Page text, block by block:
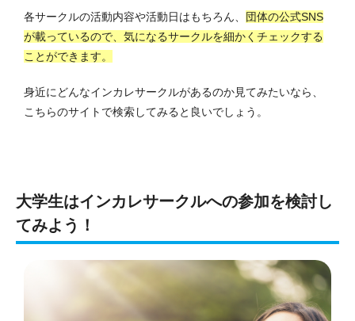
各サークルの活動内容や活動日はもちろん、 団体の公式SNS
が載っているので、気になるサークルを細かくチェックする
ことができます。
身近にどんなインカレサークルがあるのか見てみたいなら、
こちらのサイトで検索してみると良いでしょう。
大学生はインカレサークルへの参加を検討し
てみよう！